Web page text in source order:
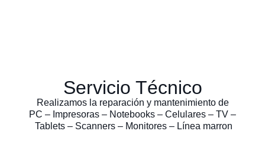
Servicio Técnico
Realizamos la reparación y mantenimiento de
PC – Impresoras – Notebooks – Celulares – TV –
Tablets – Scanners – Monitores – Línea marron